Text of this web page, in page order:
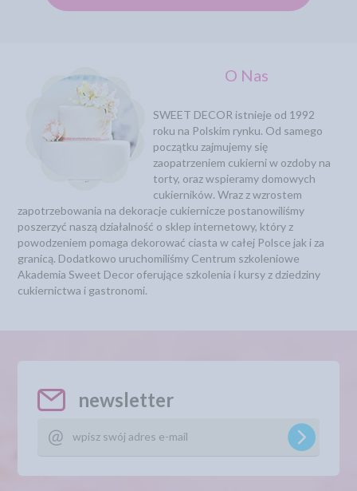
O Nas
SWEET DECOR istnieje od 1992
roku na Polskim rynku. Od samego
początku zajmujemy się
zaopatrzeniem cukierni w ozdoby na
torty, oraz wspieramy domowych
cukierników. Wraz z wzrostem
zapotrzebowania na dekoracje cukiernicze postanowiliśmy
poszerzyć naszą działalność o sklep internetowy, który z
powodzeniem pomaga dekorować ciasta w całej Polsce jak i za
granicą. Dodatkowo uruchomiliśmy Centrum szkoleniowe
Akademia Sweet Decor oferujące szkolenia i kursy z dziedziny
cukiernictwa i gastronomi.
newsletter